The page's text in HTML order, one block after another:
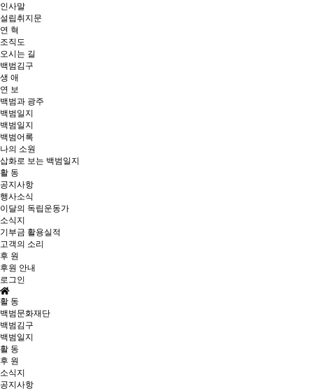
인사말
설립취지문
연 혁
조직도
오시는 길
백범김구
생 애
연 보
백범과 광주
백범일지
백범일지
백범어록
나의 소원
삽화로 보는 백범일지
활 동
공지사항
행사소식
이달의 독립운동가
소식지
기부금 활용실적
고객의 소리
후 원
후원 안내
로그인
활 동
백범문화재단
백범김구
백범일지
활 동
후 원
소식지
공지사항